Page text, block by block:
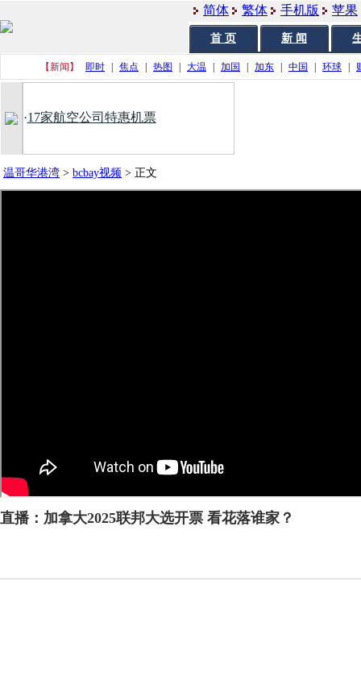
简体 繁体 手机版 苹果
首 页 新 闻
【新闻】 即时 焦点 热图 大温 加国 加东 中国 环球
·17家航空公司特惠机票
温哥华港湾 > bcbay视频 > 正文
直播：加拿大2025联邦大选开票 看花落谁家？